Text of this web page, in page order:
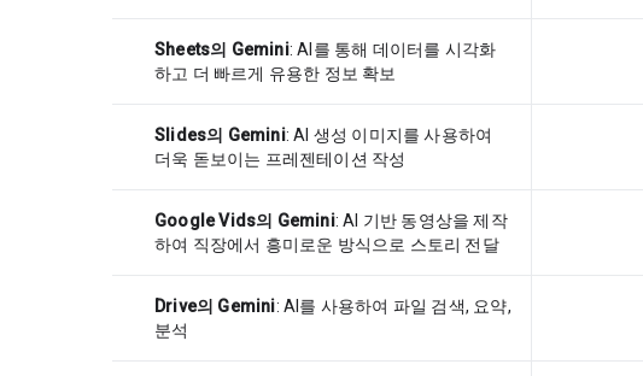
Sheets의 Gemini: AI를 통해 데이터를 시각화
하고 더 빠르게 유용한 정보 확보
Slides의 Gemini: AI 생성 이미지를 사용하여
더욱 돋보이는 프레젠테이션 작성
Google Vids의 Gemini: AI 기반 동영상을 제작
하여 직장에서 흥미로운 방식으로 스토리 전달
Drive의 Gemini: AI를 사용하여 파일 검색, 요약,
분석